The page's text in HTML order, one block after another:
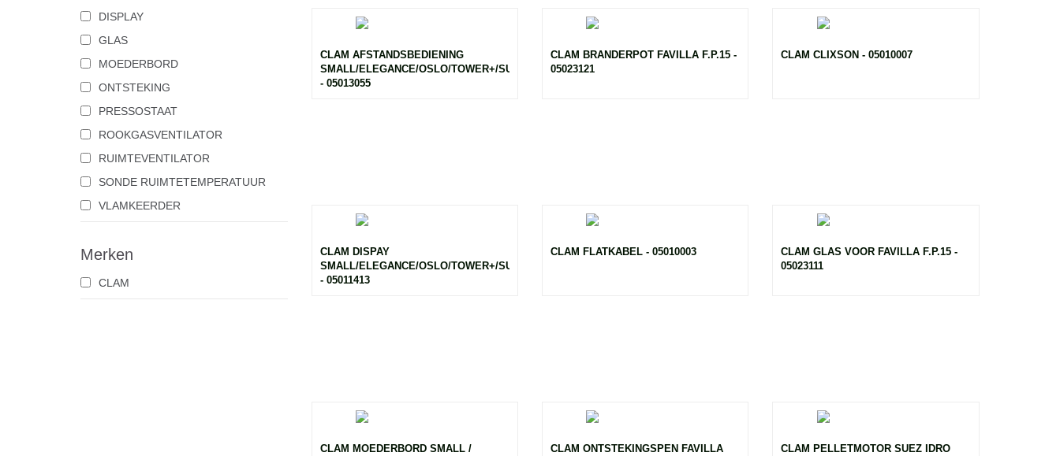
DISPLAY
GLAS
MOEDERBORD
ONTSTEKING
PRESSOSTAAT
ROOKGASVENTILATOR
RUIMTEVENTILATOR
SONDE RUIMTETEMPERATUUR
VLAMKEERDER
Merken
CLAM
CLAM AFSTANDSBEDIENING
SMALL/ELEGANCE/OSLO/TOWER+/SUEZ+/STYLE/TIME
- 05013055
CLAM BRANDERPOT FAVILLA F.P.15 -
05023121
CLAM CLIXSON - 05010007
CLAM DISPAY
SMALL/ELEGANCE/OSLO/TOWER+/SUEZ+/STYLE/TIME
- 05011413
CLAM FLATKABEL - 05010003
CLAM GLAS VOOR FAVILLA F.P.15 -
05023111
CLAM MOEDERBORD SMALL /
CLAM ONTSTEKINGSPEN FAVILLA
CLAM PELLETMOTOR SUEZ IDRO